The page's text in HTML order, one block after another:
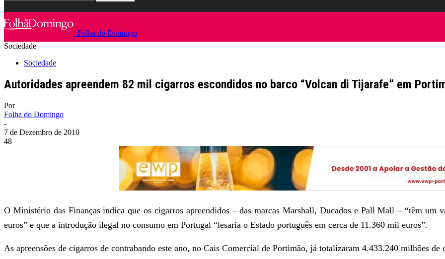
Folha do Domingo
Sociedade
Sociedade
Autoridades apreendem 82 mil cigarros escondidos no barco “Volcan di Tijarafe” em
Por
Folha do Domingo
-
7 de Dezembro de 2010
48
O Ministério das Finanças indica que os cigarros apreendidos – das marcas Marshall, Ducados e Pall Mall – “têm um
euros” e que a introdução ilegal no consumo em Portugal “lesaria o Estado português em cerca de 11.360 mil euros”.
As apreensões de cigarros de contrabando este ano, no Cais Comercial de Portimão, já totalizaram 4.433.240 milhões